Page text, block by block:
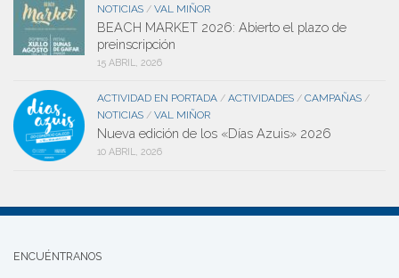
NOTICIAS / VAL MIÑOR
BEACH MARKET 2026: Abierto el plazo de
preinscripción
15 ABRIL, 2026
ACTIVIDAD EN PORTADA / ACTIVIDADES / CAMPAÑAS /
NOTICIAS / VAL MIÑOR
Nueva edición de los «Días Azuis» 2026
10 ABRIL, 2026
ENCUÉNTRANOS